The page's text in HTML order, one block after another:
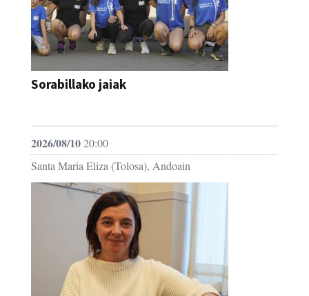
Sorabillako jaiak
2026/08/1020:00
Santa Maria Eliza (Tolosa), Andoain